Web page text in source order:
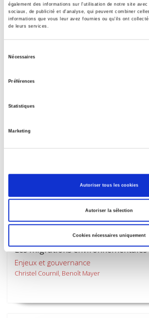
également des informations sur l'utilisation de notre site avec
sociaux, de publicité et d'analyse, qui peuvent combiner
informations que vous leur avez fournies ou qu'ils ont
de leurs services.
Nécessaires
Préférences
Statistiques
Marketing
Autoriser tous les cookies
Autoriser la sélection
Cookies nécessaires uniquement
Les migrations environnementales
Enjeux et gouvernance
Christel Cournil, Benoît Mayer